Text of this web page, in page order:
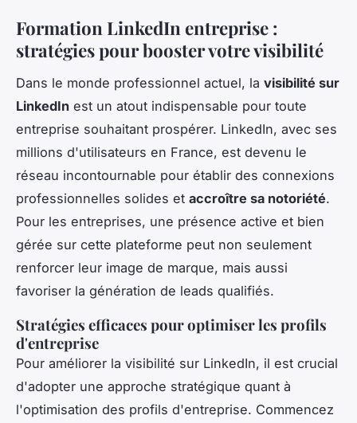
Formation LinkedIn entreprise :
stratégies pour booster votre visibilité
Dans le monde professionnel actuel, la visibilité sur
LinkedIn est un atout indispensable pour toute
entreprise souhaitant prospérer. LinkedIn, avec ses
millions d'utilisateurs en France, est devenu le
réseau incontournable pour établir des connexions
professionnelles solides et accroître sa notoriété.
Pour les entreprises, une présence active et bien
gérée sur cette plateforme peut non seulement
renforcer leur image de marque, mais aussi
favoriser la génération de leads qualifiés.
Stratégies efficaces pour optimiser les profils
d'entreprise
Pour améliorer la visibilité sur LinkedIn, il est crucial
d'adopter une approche stratégique quant à
l'optimisation des profils d'entreprise. Commencez